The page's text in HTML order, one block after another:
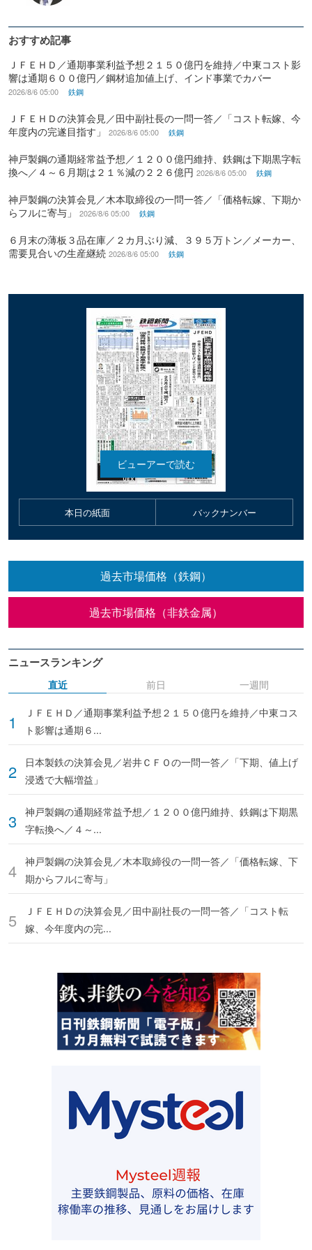
おすすめ記事
ＪＦＥＨＤ／通期事業利益予想２１５０億円を維持／中東コスト影
響は通期６００億円／鋼材追加値上げ、インド事業でカバー
2026/8/6 05:00 鉄鋼
ＪＦＥＨＤの決算会見／田中副社長の一問一答／「コスト転嫁、今
年度内の完遂目指す」
2026/8/6 05:00 鉄鋼
神戸製鋼の通期経常益予想／１２００億円維持、鉄鋼は下期黒字転
換へ／４～６月期は２１％減の２２６億円 2026/8/6 05:00 鉄鋼
神戸製鋼の決算会見／木本取締役の一問一答／「価格転嫁、下期か
らフルに寄与」
2026/8/6 05:00 鉄鋼
６月末の薄板３品在庫／２カ月ぶり減、３９５万トン／メーカー、
需要見合いの生産継続 2026/8/6 05:00 鉄鋼
本日の紙面 バックナンバー
過去市場価格（鉄鋼）
過去市場価格（非鉄金属）
ニュースランキング
直近
ＪＦＥＨＤ／通期事業利益予想２１５０億円を維持／中東コス
ト影響は通期６...
日本製鉄の決算会見／岩井ＣＦＯの一問一答／「下期、値上げ
浸透で大幅増益」
神戸製鋼の通期経常益予想／１２００億円維持、鉄鋼は下期黒
字転換へ／４～...
神戸製鋼の決算会見／木本取締役の一問一答／「価格転嫁、下
期からフルに寄与」
ＪＦＥＨＤの決算会見／田中副社長の一問一答／「コスト転
嫁、今年度内の完...
前日 一週間